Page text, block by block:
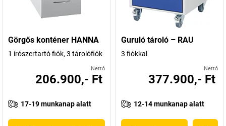
Görgős konténer HANNA
1 írószertartó fiók, 3 tárolófiók
Nettó
206.900,- Ft
17-19 munkanap alatt
Guruló tároló – RAU
3 fiókkal
Nettó
377.900,- Ft
12-14 munkanap alatt